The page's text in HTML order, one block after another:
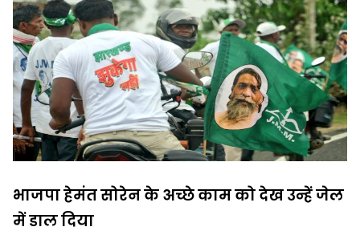
भाजपा हेमंत सोरेन के अच्छे काम को देख उन्हें जेल
में डाल दिया